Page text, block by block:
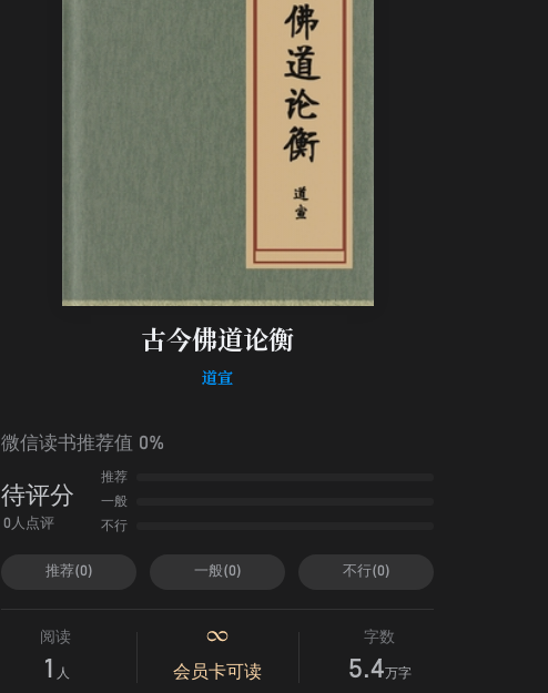
古今佛道论衡
道宣
微信读书推荐值 0%
待评分
0人点评
推荐
一般
不行
推荐(0) 一般(0) 不行(0)
阅读
1 人 会员卡可读
字数
5.4万字